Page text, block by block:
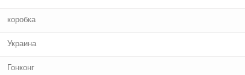
коробка
Украина
Гонконг